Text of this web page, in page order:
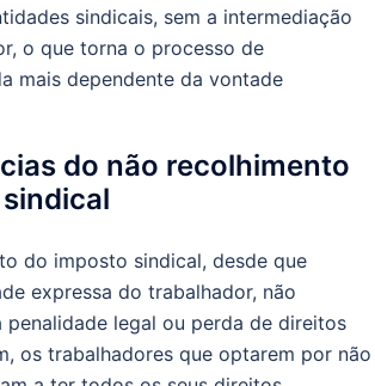
sindicais, sem a intermediação
o que torna o processo de
mais dependente da vontade
do não recolhimento
do imposto sindical, desde que
expressa do trabalhador, não
penalidade legal ou perda de direitos
os trabalhadores que optarem por não